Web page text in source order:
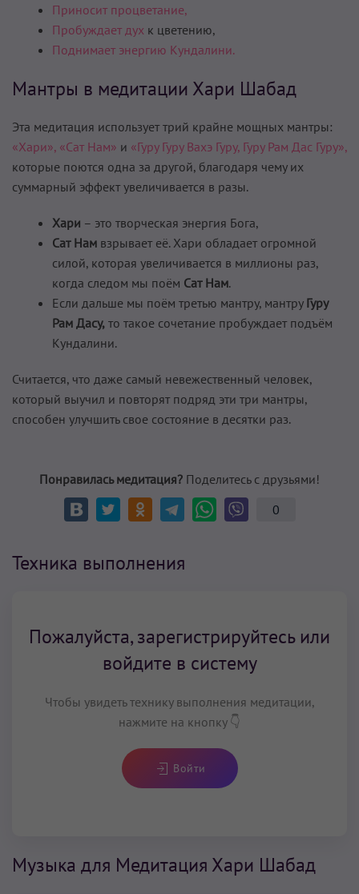
Приносит процветание,
Пробуждает дух к цветению,
Поднимает энергию Кундалини.
Мантры в медитации Хари Шабад
Эта медитация использует трий крайне мощных мантры:
«Хари», «Сат Нам» и «Гуру Гуру Вахэ Гуру, Гуру Рам Дас Гуру»,
которые поются одна за другой, благодаря чему их
суммарный эффект увеличивается в разы.
Хари – это творческая энергия Бога,
Caт Нам взрывает её. Хари обладает огромной
силой, которая увеличивается в миллионы раз,
когда следом мы поём Caт Нам.
Если дальше мы поём третью мантру, мантру Гуру
Рам Дасу, то такое сочетание пробуждает подъём
Кундалини.
Считается, что даже самый невежественный человек,
который выучил и повторят подряд эти три мантры,
способен улучшить свое состояние в десятки раз.
Понравилась медитация? Поделитесь с друзьями!
0
Техника выполнения
Пожалуйста, зарегистрируйтесь или
войдите в систему
Чтобы увидеть технику выполнения медитации,
нажмите на кнопку 👇
Войти
Музыка для Медитация Хари Шабад